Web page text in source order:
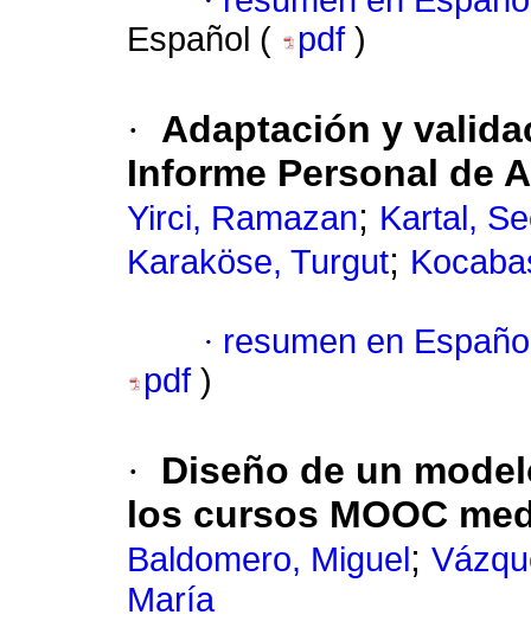
Español (
pdf )
·
Adaptación y
Informe Personal de
Yirci, Ramazan; Kartal,
Karaköse, Turgut;
· resumen en
pdf )
·
Diseño de un
los cursos MOOC
Baldomero, Miguel ;
María